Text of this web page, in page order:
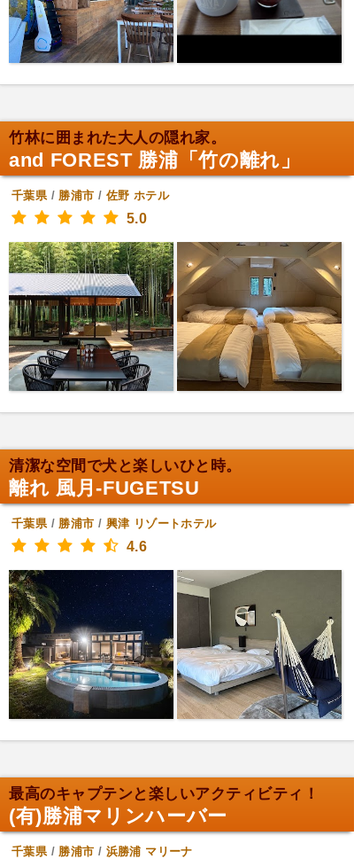
竹林に囲まれた大人の隠れ家。
and FOREST 勝浦「竹の離れ」
千葉県/ 勝浦市 / 佐野 ホテル
5.0
清潔な空間で犬と楽しいひと時。
離れ 風月-FUGETSU
千葉県/ 勝浦市 / 興津 リゾートホテル
4.6
最高のキャプテンと楽しいアクティビティ！
(有)勝浦マリンハーバー
千葉県/ 勝浦市 / 浜勝浦 マリーナ